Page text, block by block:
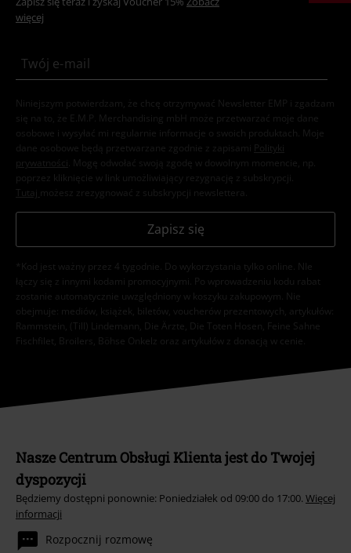
więcej
Niniejszym potwierdzam, że chcę otrzymywać Newsletter EMP i zgadzam
się na to, że E.M.P. Merchandising mbH może przetwarzać moje dane
osobowe i wysyłać mi regularnie informacje o swoich produktach. Moje
dane osobowe będą przetwarzane zgodnie z zapisami
Polityki
prywatności . Mogę odwołać swoją zgodę w dowolnym momencie, np.
poprzez kliknięcie w link umożliwiający rezygnację z subskrypcji.
Tutaj możesz zrezygnować z subskrypcji newslettera.
Zapisz się
*Kod jest ważny przez 4 tygodnie. Do wykorzystania tylko online. NIe
łączy się z innymi kodami promocyjnymi. Po wprowadzeniu kodu rabat
zostanie automatycznie uwzględniony w koszyku zakupowym. Nie
obejmuje: mediów, książek, biletów, voucherów prezentowych, artykułów:
Rammstein, (Till) Lindemann, Die Ärzte, Die Toten Hosen, Feine Sahne
Fischfilet, Broilers, Böhse Onkelz oraz artykułów z donacją w cenie.
Nasze Centrum Obsługi Klienta jest do Twojej
dyspozycji
Będziemy dostępni ponownie: Poniedziałek od 09:00 do 17:00. Więcej
informacji
Rozpocznij rozmowę